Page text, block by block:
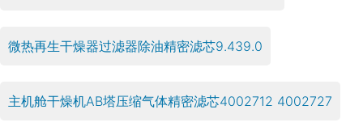
微热再生干燥器过滤器除油精密滤芯9.439.0
主机舱干燥机AB塔压缩气体精密滤芯4002712 4002727